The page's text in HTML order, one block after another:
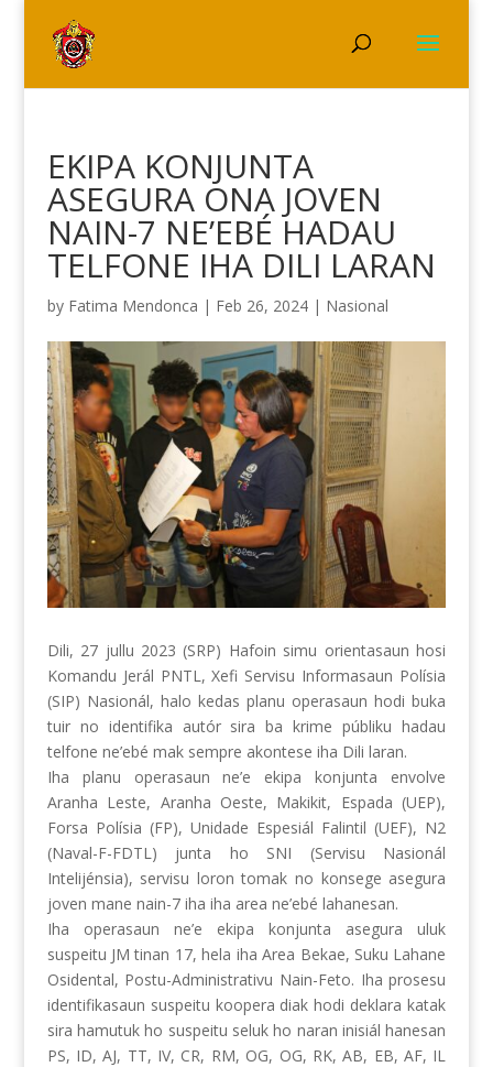
EKIPA KONJUNTA
ASEGURA ONA JOVEN
NAIN-7 NE’EBÉ HADAU
TELFONE IHA DILI LARAN
by Fatima Mendonca | Feb 26, 2024| Nasional
Dili, 27 jullu 2023 (SRP) Hafoin simu orientasaun hosi
Komandu Jerál PNTL, Xefi Servisu Informasaun Polísia
(SIP) Nasionál, halo kedas planu operasaun hodi buka
tuir no identifika autór sira ba krime públiku hadau
telfone ne’ebé mak sempre akontese iha Dili laran.
Iha planu operasaun ne’e ekipa konjunta envolve
Aranha Leste, Aranha Oeste, Makikit, Espada (UEP),
Forsa Polísia (FP), Unidade Espesiál Falintil (UEF), N2
(Naval-F-FDTL) junta ho SNI (Servisu Nasionál
Intelijénsia), servisu loron tomak no konsege asegura
joven mane nain-7 iha iha area ne’ebé lahanesan.
Iha operasaun ne’e ekipa konjunta asegura uluk
suspeitu JM tinan 17, hela iha Area Bekae, Suku Lahane
Osidental, Postu-Administrativu Nain-Feto. Iha prosesu
identifikasaun suspeitu koopera diak hodi deklara katak
sira hamutuk ho suspeitu seluk ho naran inisiál hanesan
PS, ID, AJ, TT, IV, CR, RM, OG, OG, RK, AB, EB, AF, IL